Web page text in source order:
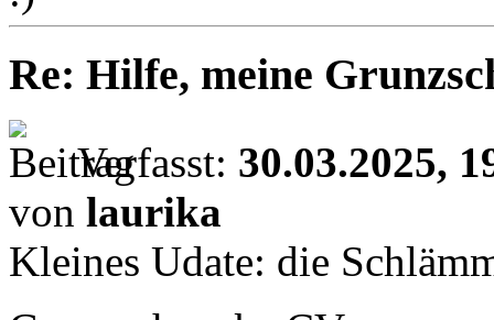
Re: Hilfe, meine
Verfasst: 30.03.2025,
von laurika
Kleines Udate: die